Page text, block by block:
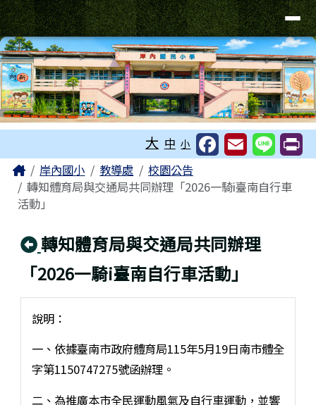
跳至主內容區
台南市岸內國小全球資訊網
導覽列
大 中 小
主內容區域
Home岸內國小 教導處
校園公告
轉知體育局與交通局共同辦理「2026一騎i臺南自行車
活動」
回上頁
轉知體育局與交通局共同辦理
「2026一騎i臺南自行車活動」
說明：
一、依據臺南市政府體育局115年5月19日南市體全
字第1150747275號函辦理。
二、為推廣本市全民運動風氣及自行車運動，並響
頁尾區域